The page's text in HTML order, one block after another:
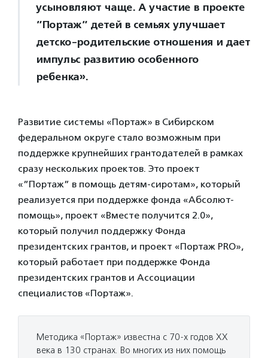
усыновляют чаще. А участие в проекте
”Портаж” детей в семьях улучшает
детско-родительские отношения и дает
импульс развитию особенного
ребенка».
Развитие системы «Портаж» в Сибирском
федеральном округе стало возможным при
поддержке крупнейших грантодателей в рамках
сразу нескольких проектов. Это проект
«”Портаж” в помощь детям-сиротам», который
реализуется при поддержке фонда «Абсолют-
помощь», проект «Вместе получится 2.0»,
который получил поддержку Фонда
президентских грантов, и проект «Портаж PRO»,
который работает при поддержке Фонда
президентских грантов и Ассоциации
специалистов «Портаж».
Методика «Портаж» известна с 70-х годов ХХ
века в 130 странах. Во многих из них помощь